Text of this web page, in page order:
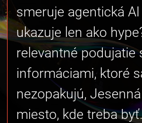
smeruje agentická
ukazuje len ako
relevantné podujatie
informáciami, ktoré
nezopakujú,
miesto, kde treba byť.